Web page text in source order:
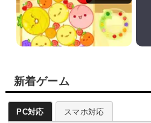
新着ゲーム
PC対応 スマホ対応